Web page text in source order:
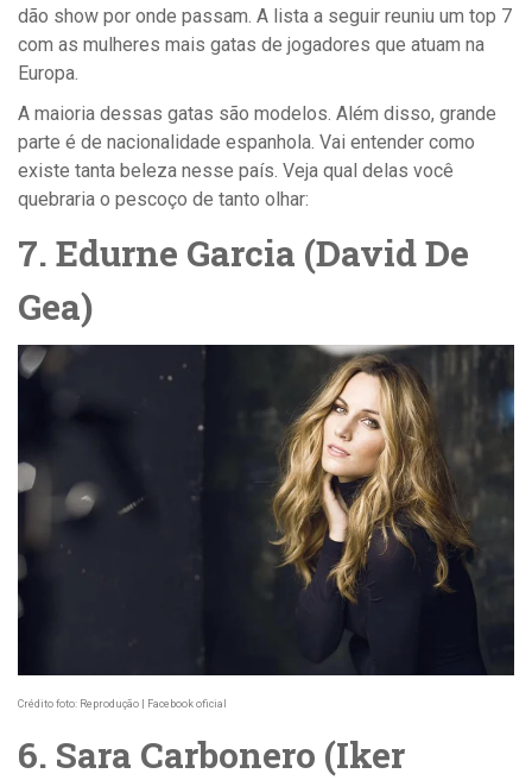
dão show por onde passam. A lista a seguir reuniu um top 7
com as mulheres mais gatas de jogadores que atuam na
Europa.
A maioria dessas gatas são modelos. Além disso, grande
parte é de nacionalidade espanhola. Vai entender como
existe tanta beleza nesse país. Veja qual delas você
quebraria o pescoço de tanto olhar:
7. Edurne Garcia (David De
Gea)
Crédito foto: Reprodução | Facebook oficial
6. Sara Carbonero (Iker